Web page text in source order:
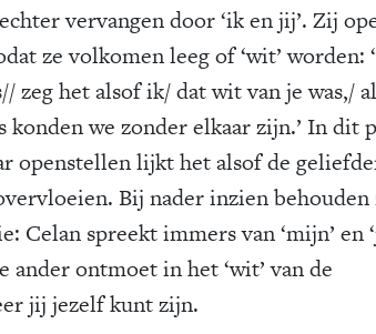
vervangen door ‘ik en jij’. Zij
ze volkomen leeg of ‘wit’ worden:
zeg het alsof ik/ dat wit van je was,/
konden we zonder elkaar zijn.’ In dit
openstellen lijkt het alsof de
Bij nader inzien behouden
Celan spreekt immers van ‘mijn’ en
ander ontmoet in het ‘wit’ van de
jij jezelf kunt zijn.